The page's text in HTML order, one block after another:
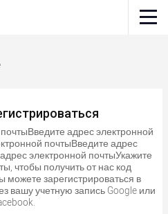
адрес электронной
почтыВведите адрес
электронной почтыУкажите
чтобы получить от нас код
можете зарегистрироваться в
вашу учетную запись Google или